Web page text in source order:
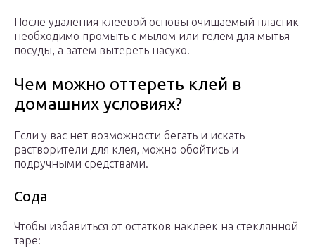
После удаления клеевой основы очищаемый пластик
необходимо промыть с мылом или гелем для мытья
посуды, а затем вытереть насухо.
Чем можно оттереть клей в
домашних условиях?
Если у вас нет возможности бегать и искать
растворители для клея, можно обойтись и
подручными средствами.
Сода
Чтобы избавиться от остатков наклеек на стеклянной
таре: